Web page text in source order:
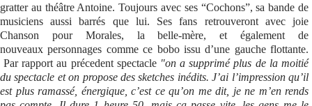
Se connecter
gratter au théâtre Antoine. Toujours avec ses “Cochons”, sa bande de
musiciens aussi barrés que lui. Ses fans retrouveront avec joie
Chanson pour Morales, la belle-mère, et également de
nouveaux personnages comme ce bobo issu d’une gauche flottante.
Par rapport au précedent spectacle "on a supprimé plus de la moitié
du spectacle et on propose des sketches inédits. J’ai l’impression qu’il
est plus ramassé, énergique, c’est ce qu’on me dit, je ne m’en rends